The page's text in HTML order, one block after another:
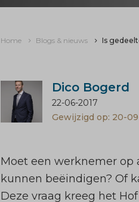
Home Blogs & nieuws Is
Dico Bogerd
22-06-2017
Gewijzigd op: 20-
Moet een werknemer op
kunnen beëindigen? Of
Deze vraag kreeg het